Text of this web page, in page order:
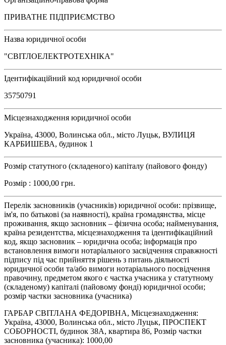
ПРИВАТНЕ ПІДПРИЄМСТВО
Назва юридичної особи
"СВІТЛОЕЛЕКТРОТЕХНІКА"
Ідентифікаційний код юридичної особи
35750791
Місцезнаходження юридичної особи
Україна, 43000, Волинська обл., місто Луцьк, ВУЛИЦЯ
КАРБИШЕВА, будинок 1
Розмір статутного (складеного) капіталу (пайового фонду)
Розмір : 1000,00 грн.
Перелік засновників (учасників) юридичної особи: прізвище,
ім'я, по батькові (за наявності), країна громадянства, місце
проживання, якщо засновник – фізична особа; найменування,
країна резидентства, місцезнаходження та ідентифікаційний
код, якщо засновник – юридична особа; інформація про
встановлення вимоги нотаріального засвідчення справжності
підпису під час прийняття рішень з питань діяльності
юридичної особи та/або вимоги нотаріального посвідчення
правочину, предметом якого є частка учасника у статутному
(складеному) капіталі (пайовому фонді) юридичної особи;
розмір частки засновника (учасника)
ГАРБАР СВІТЛАНА ФЕДОРІВНА, Місцезнаходження:
Україна, 43000, Волинська обл., місто Луцьк, ПРОСПЕКТ
СОБОРНОСТІ, будинок 38А, квартира 86, Розмір частки
засновника (учасника): 1000,00